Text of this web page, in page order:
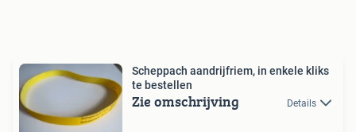
Scheppach aandrijfriem, in enkele kliks
te bestellen
Zie omschrijving Details